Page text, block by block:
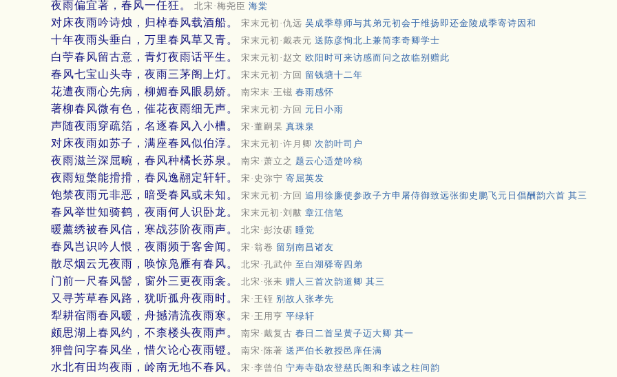
夜雨偏宜著，春风一任狂。 北宋·梅尧臣 海棠
对床夜雨吟诗烛，归棹春风载酒船。 宋末元初·仇远 吴成季尊师与其弟元初会于维扬即还金陵成季寄诗因和
十年夜雨头垂白，万里春风草又青。 宋末元初·戴表元 送陈彦恂北上兼简李奇卿学士
白苧春风留古意，青灯夜雨话平生。 宋末元初·赵文 欧阳时可来访感而问之故临别赠此
春风七宝山头寺，夜雨三茅阁上灯。 宋末元初·方回 留钱塘十二年
花遭夜雨心先病，柳媚春风眼易娇。 南宋末·王镃 春雨感怀
著柳春风微有色，催花夜雨细无声。 宋末元初·方回 元日小雨
声随夜雨穿疏箔，名逐春风入小槽。 宋·董嗣杲 真珠泉
对床夜雨如苏子，满座春风似伯淳。 宋末元初·许月卿 次韵叶司户
夜雨滋兰深屈畹，春风种橘长苏泉。 南宋·萧立之 题云心适楚吟稿
夜雨短檠能搰搰，春风逸翮定轩轩。 宋·史弥宁 寄屈英发
饱禁夜雨元非恶，暗受春风或未知。 宋末元初·方回 追用徐廉使参政子方申屠侍御致远张御史鹏飞元日倡酬韵六首 其三
春风举世知骑鹤，夜雨何人识卧龙。 宋末元初·刘黻 章江信笔
暖薰绣被春风信，寒战莎阶夜雨声。 北宋·彭汝砺 睡觉
春风岂识吟人恨，夜雨频于客舍闻。 宋·翁卷 留别南昌诸友
散尽烟云无夜雨，唤惊凫雁有春风。 北宋·孔武仲 至白湖驿寄四弟
门前一尺春风髻，窗外三更夜雨衾。 北宋·张耒 赠人三首次韵道卿 其三
又寻芳草春风路，犹听孤舟夜雨时。 宋·王铚 别故人张孝先
犁耕宿雨春风暖，舟撼清流夜雨寒。 宋·王用亨 平绿轩
颇思湖上春风约，不柰楼头夜雨声。 南宋·戴复古 春日二首呈黄子迈大卿 其一
狎曾问字春风坐，惜欠论心夜雨镫。 南宋·陈著 送严伯长教授邑庠任满
水北有田均夜雨，岭南无地不春风。 宋·李曾伯 宁寿寺劭农登慈氏阁和李诚之柱间韵